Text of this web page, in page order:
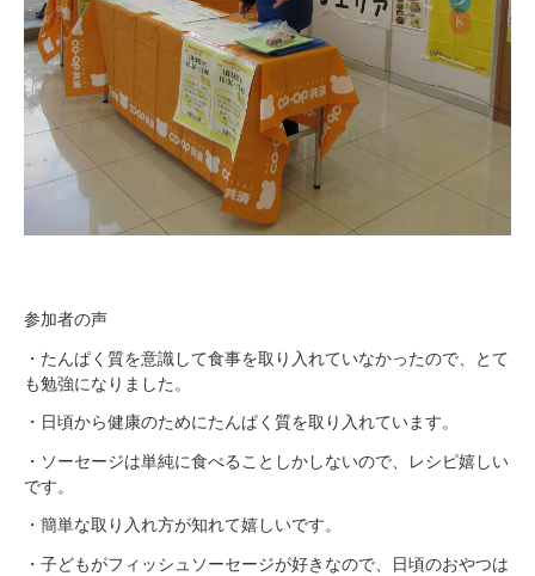
参加者の声
・たんぱく質を意識して食事を取り入れていなかったので、とて
も勉強になりました。
・日頃から健康のためにたんぱく質を取り入れています。
・ソーセージは単純に食べることしかしないので、レシピ嬉しい
です。
・簡単な取り入れ方が知れて嬉しいです。
・子どもがフィッシュソーセージが好きなので、日頃のおやつは